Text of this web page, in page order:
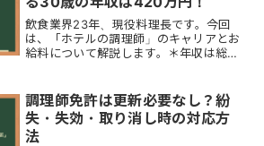
飲食業界23年、現役料理長です。今回
は、「ホテルの調理師」のキャリアとお
給料について解説します。＊年収は総支
ルの調理師」キャリアとお給料の関係
新卒採用の場合「年収24...
調理師免許は更新必要なし？紛
失・失効・取り消し時の対応方
法